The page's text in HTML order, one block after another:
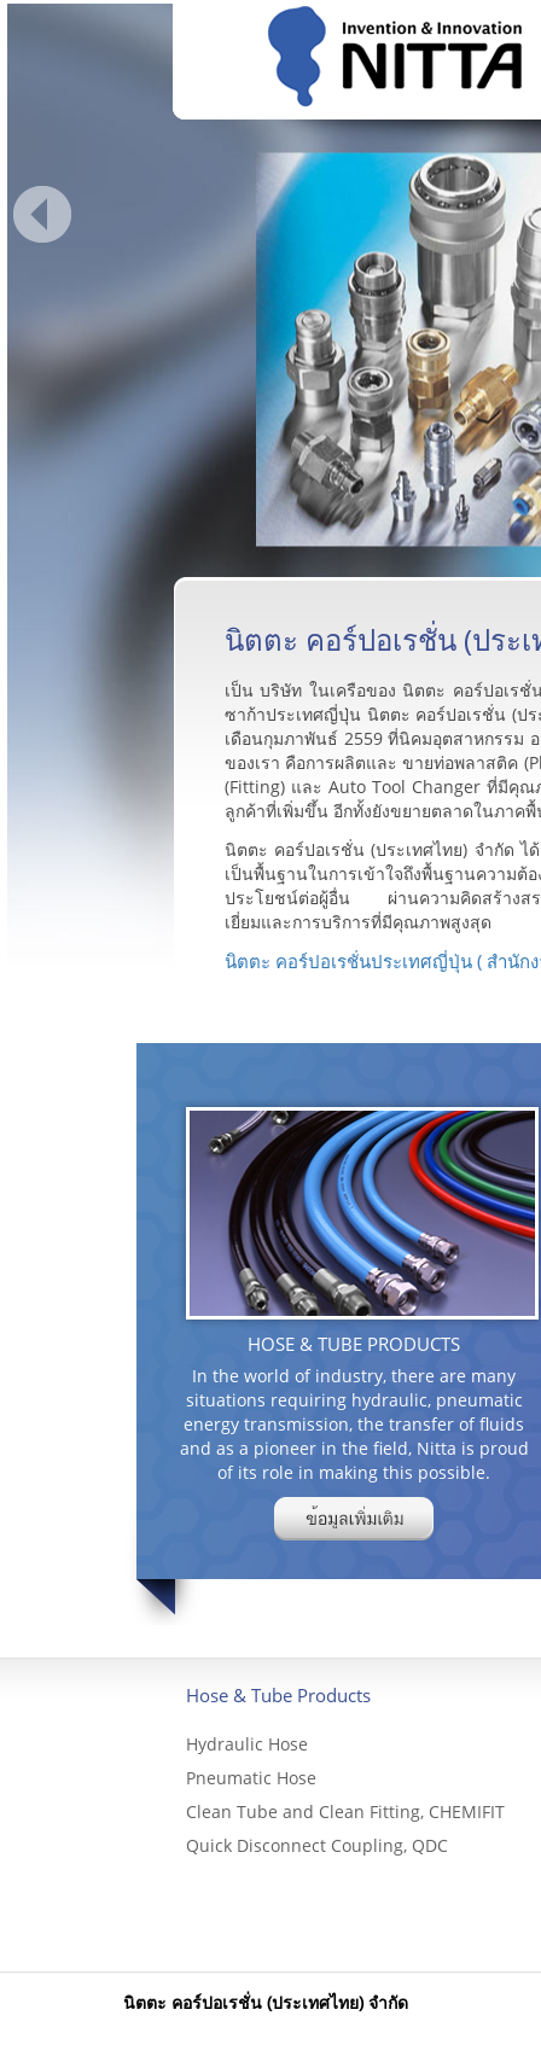
นิตตะ คอร์ปอเรชั่น (ประ
เป็น บริษัท ในเครือของ นิตตะ คอร์ปอเร
ซาก้าประเทศญี่ปุ่น นิตตะ คอร์ปอเรชั่น (ปร
เดือนกุมภาพันธ์ 2559 ที่นิคมอุตสาหกรรม
ของเรา คือการผลิตและ ขายท่อพลาสติค
(Fitting) และ Auto Tool Changer ที่มีคุณ
ลูกค้าที่เพิ่มขึ้น อีกทั้งยังขยายตลาดในภาคพื้
นิตตะ คอร์ปอเรชั่น (ประเทศไทย) จำกัด
เป็นพื้นฐานในการเข้าใจถึงพื้นฐานความ
ประโยชน์ต่อผู้อื่น ผ่านความคิดสร้างสร
เยี่ยมและการบริการที่มีคุณภาพสูงสุด
นิตตะ คอร์ปอเรชั่นประเทศญี่ปุ่น ( สำนัก
HOSE & TUBE PRODUCTS
In the world of industry, there are many
situations requiring hydraulic, pneumatic
energy transmission, the transfer of fluids
and as a pioneer in the field, Nitta is proud
of its role in making this possible.
Hose & Tube Products
Hydraulic Hose
Pneumatic Hose
Clean Tube and Clean Fitting, CHEMIFIT
Quick Disconnect Coupling, QDC
นิตตะ คอร์ปอเรชั่น (ประเทศไทย) จำกัด